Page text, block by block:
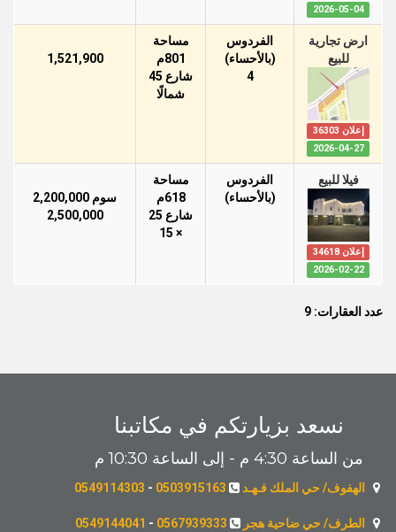
2026-05-04
ارض تجارية
للبيع
إعلان 36303
2026-04-27
الفردوس
(بالأحساء)
4
مساحة
801م
شارع 45
شمالًا
1,521,900
فيلا للبيع
إعلان 34618
2026-02-22
الفردوس
(بالأحساء)
مساحة
618م
شارع 25
× 15
سوم 2,200,000
2,500,000
عدد العقارات: 9
نسعد بزيارتكم في مكاتبنا
من الساعة 4:30 م - إلى الساعة 10:30 م
الهفوف/ حي الملك فـهـد 0503915163
-
0549114303
الطرف/ حي ضاحية هجر 0567939333
-
0549144041